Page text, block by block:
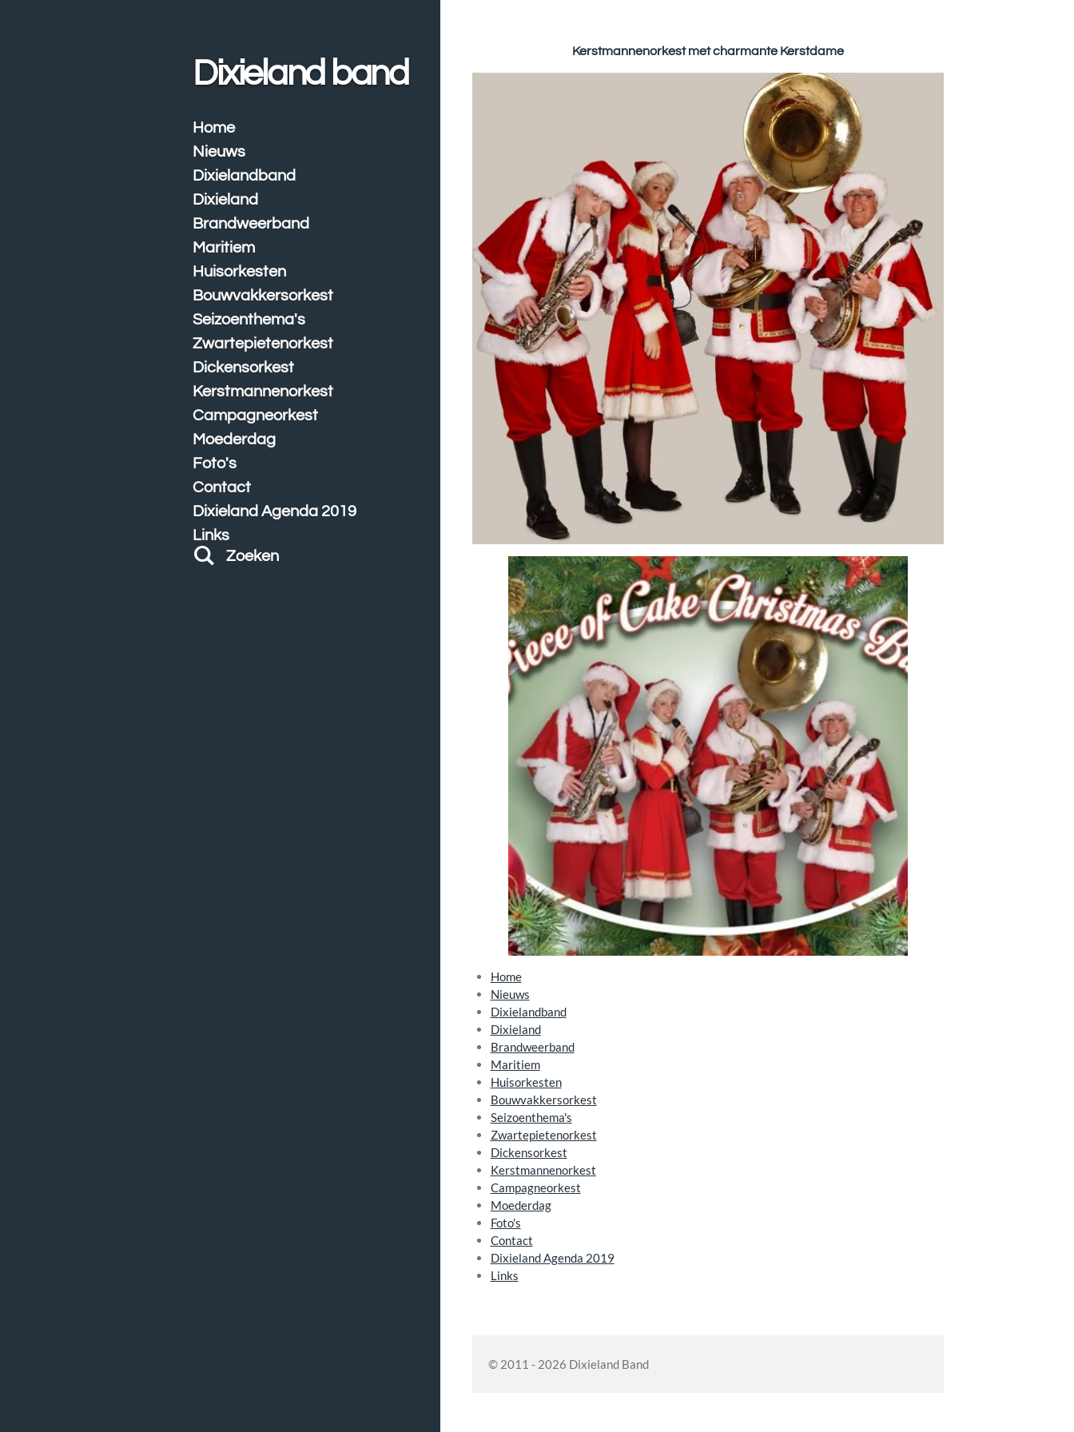
Kerstmannenorkest met charmante Kerstdame
Home
Nieuws
Dixielandband
Dixieland
Brandweerband
Maritiem
Huisorkesten
Bouwvakkersorkest
Seizoenthema's
Zwartepietenorkest
Dickensorkest
Kerstmannenorkest
Campagneorkest
Moederdag
Foto's
Contact
Dixieland Agenda 2019
Links
© 2011 - 2026 Dixieland Band
Dixieland band
Home
Nieuws
Dixielandband
Dixieland
Brandweerband
Maritiem
Huisorkesten
Bouwvakkersorkest
Seizoenthema's
Zwartepietenorkest
Dickensorkest
Kerstmannenorkest
Campagneorkest
Moederdag
Foto's
Contact
Dixieland Agenda 2019
Links
Zoeken